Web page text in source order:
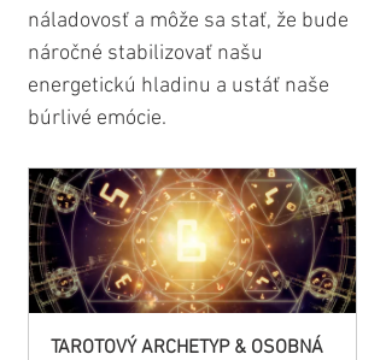
náladovosť a môže sa stať, že bude
náročné stabilizovať našu
energetickú hladinu a ustáť naše
búrlivé emócie.
TAROTOVÝ ARCHETYP & OSOBNÁ